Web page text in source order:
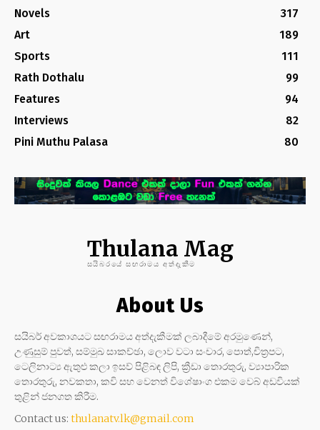
Novels
317
Art
189
Sports
111
Rath Dothalu
99
Features
94
Interviews
82
Pini Muthu Palasa
80
Thulana Mag
සයිබරයේ සඟරාමය අත්දැකීම
About Us
සයිබර් අවකාශයට සඟරාමය අත්දැකීමක් ලබාදීමේ අරමුණෙන්,
උණුසුම් පුවත්, සම්මුඛ සාකච්ඡා, ලොව වටා සංචාර, පොත්,චිත්‍රපට,
ටෙලිනාට්‍ය ඇතුළු කලා ඉසව් පිළිබඳ ලිපි, ක්‍රීඩා තොරතුරු, ව්‍යාපාරික
තොරතුරු, නවකතා, කවි සහ වෙනත් විශේෂාංග එකම වෙබ් අඩවියක්
තුළින් ජනගත කිරීම.
Contact us: thulanatv.lk@gmail.com